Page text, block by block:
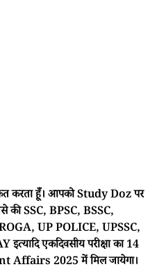
करता हूँ। आपको Study Doz पर
जैसे की SSC, BPSC, BSSC,
UP POLICE, UPSSC,
एकदिवसीय परीक्षा का 14
2025 में मिल जायेगा।